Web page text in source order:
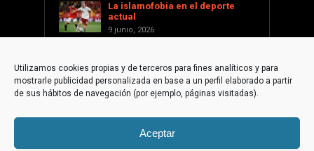
Utilizamos cookies propias y de terceros para fines analíticos y para
mostrarle publicidad personalizada en base a un perfil elaborado a partir
de sus hábitos de navegación (por ejemplo, páginas visitadas).
Aceptar
La islamofobia en el deporte
actual
9 junio, 2026
17 enero, 2026
Apoyar a Palestina desde la
sociedad civil internacional
La paradoja islamófoba de